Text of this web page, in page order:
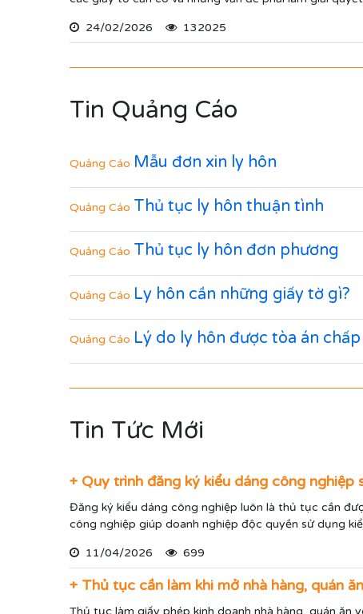
24/02/2026 132025
Tin Quảng Cáo
Quảng Cáo Mẫu đơn xin ly hôn
Quảng Cáo Thủ tục ly hôn thuận tình
Quảng Cáo Thủ tục ly hôn đơn phương
Quảng Cáo Ly hôn cần những giấy tờ gì?
Quảng Cáo Lý do ly hôn được tòa án
Tin Tức Mới
+ Quy trình đăng ký kiểu dáng công nghiệp
Đăng ký kiểu dáng công nghiệp luôn là thủ tục cần
công nghiệp giúp doanh nghiệp độc quyền sử dụng
11/04/2026 699
+ Thủ tục cần làm khi mở nhà hàng, quán
Thủ tục làm giấy phép kinh doanh nhà hàng, quán ăn